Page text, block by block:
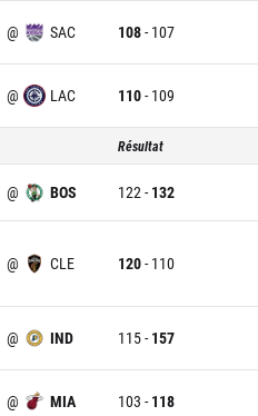
@ SAC 108- 107
@ LAC 110- 109
Résultat
@ BOS 122- 132
@ CLE 120- 110
@ IND 115- 157
@ MIA 103 - 118